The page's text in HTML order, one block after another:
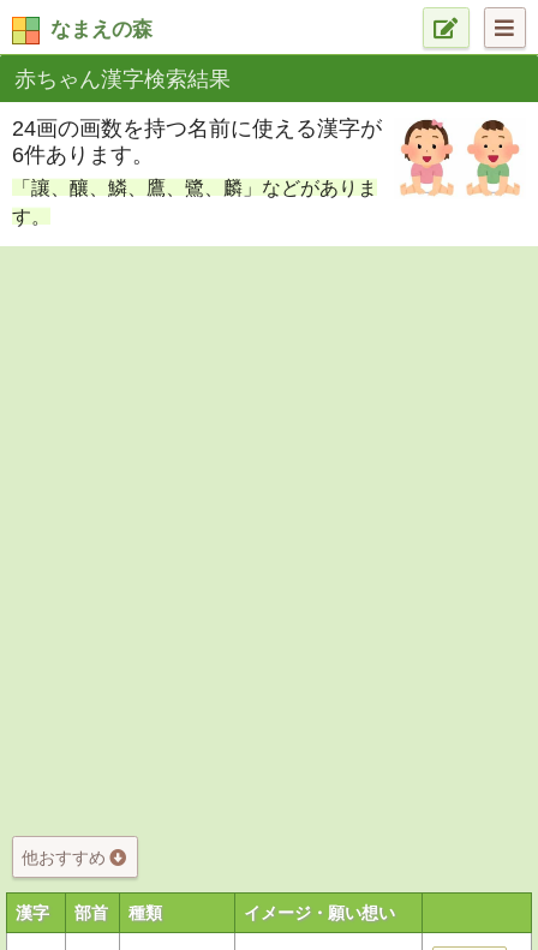
なまえの森
赤ちゃん漢字検索結果
24画の画数を持つ名前に使える漢字が
6件あります。
「讓、釀、鱗、鷹、鷺、麟」などがありま
す。
他おすすめ
漢字 部首 種類 イメージ・願い想い